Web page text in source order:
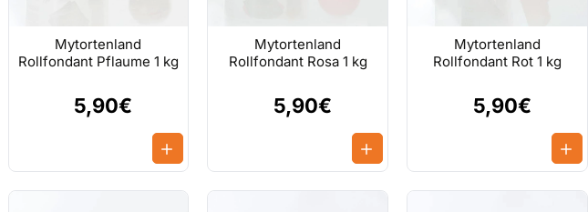
Mytortenland
Rollfondant Pflaume 1 kg
5,90€
Mytortenland
Rollfondant Rosa 1 kg
5,90€
Mytortenland
Rollfondant Rot 1 kg
5,90€